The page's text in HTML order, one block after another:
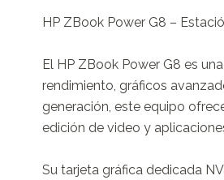
HP ZBook Power G8 –
El HP ZBook Power G8 es
rendimiento, gráficos
generación, este equipo
edición de video y
Su tarjeta gráfica dedicada